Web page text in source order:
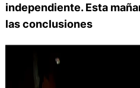
independiente. Esta
las conclusiones